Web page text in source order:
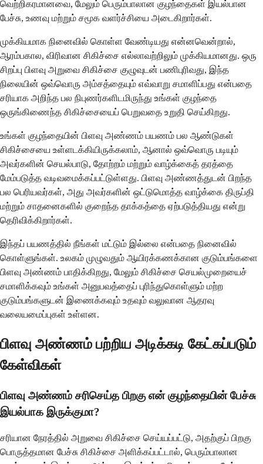
வெற்றிகரமானவை, மேலும் பெரும்பாலான குழந்தைகள் இயல்பான
பேச்சு, உணவு மற்றும் சமூக வளர்ச்சியை அடைகிறார்கள்.
முக்கியமாக நினைவில் கொள்ள வேண்டியது என்னவென்றால்,
ஆரம்பகால, விரிவான சிகிச்சை எல்லாவற்றிலும் முக்கியமானது. ஒரு
சிறப்பு பிளவு அறுவை சிகிச்சை குழுவுடன் பணிபுரிவது, இந்த
நிலையின் ஒவ்வொரு அம்சத்தையும் எவ்வாறு சமாளிப்பது என்பதை
சரியாக அறிந்த பல நிபுணர்களிடமிருந்து உங்கள் குழந்தை
ஒருங்கிணைந்த சிகிச்சையைப் பெறுவதை உறுதி செய்கிறது.
உங்கள் குழந்தையின் பிளவு அண்ணம் பயணம் பல ஆண்டுகள்
சிகிச்சையை உள்ளடக்கியிருக்கலாம், ஆனால் ஒவ்வொரு படியும்
அவர்களின் செயல்பாடு, தோற்றம் மற்றும் வாழ்க்கைத் தரத்தை
மேம்படுத்த வடிவமைக்கப்பட்டுள்ளது. பிளவு அண்ணத்துடன் பிறந்த
பல பெரியவர்கள், அது அவர்களின் ஒட்டுமொத்த வாழ்க்கை திருப்தி
மற்றும் சாதனைகளில் குறைந்த தாக்கத்தை ஏற்படுத்தியது என்று
தெரிவிக்கிறார்கள்.
இந்தப் பயணத்தில் நீங்கள் மட்டும் இல்லை என்பதை நினைவில்
கொள்ளுங்கள். உலகம் முழுவதும் ஆயிரக்கணக்கான குடும்பங்களை
பிளவு அண்ணம் பாதிக்கிறது, மேலும் சிகிச்சை செயல்முறையைச்
சமாளிக்கவும் உங்கள் அனுபவத்தைப் புரிந்துகொள்ளும் மற்ற
குடும்பங்களுடன் இணைக்கவும் உதவும் வலுவான ஆதரவு
வலையமைப்புகள் உள்ளன.
பிளவு அண்ணம் பற்றிய அடிக்கடி கேட்கப்படும்
கேள்விகள்
பிளவு அண்ணம் சரிசெய்த பிறகு என் குழந்தையின் பேச்சு
இயல்பாக இருக்குமா?
சரியான நேரத்தில் அறுவை சிகிச்சை செய்யப்பட்டு, அதற்குப் பிறகு
பொருத்தமான பேச்சு சிகிச்சை அளிக்கப்பட்டால், பெரும்பாலான